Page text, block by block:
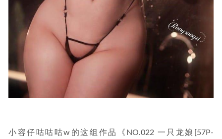
小容仔咕咕咕w的这组作品《NO.022 一只龙娘[57P-